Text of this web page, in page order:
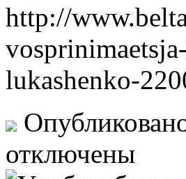
http://
lukashenko-
отключены